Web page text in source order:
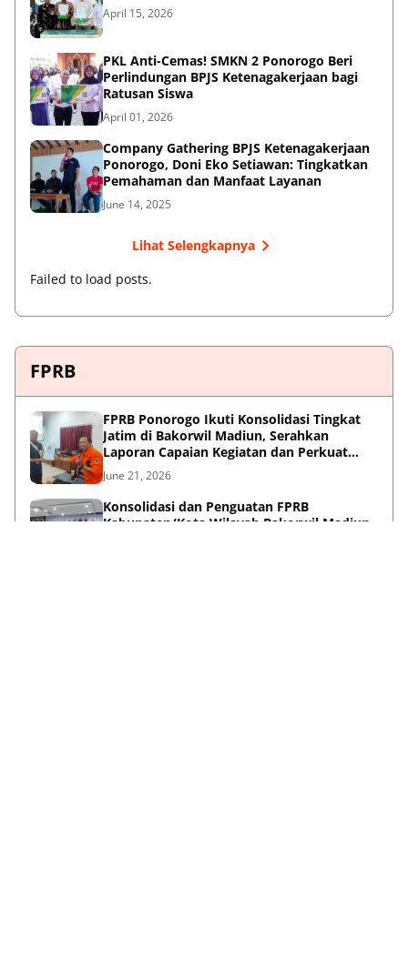
April 15, 2026
PKL Anti-Cemas! SMKN 2 Ponorogo Beri
Perlindungan BPJS Ketenagakerjaan bagi
Ratusan Siswa
April 01, 2026
Company Gathering BPJS Ketenagakerjaan
Ponorogo, Doni Eko Setiawan: Tingkatkan
Pemahaman dan Manfaat Layanan
June 14, 2025
Lihat Selengkapnya
Failed to load posts.
FPRB
FPRB Ponorogo Ikuti Konsolidasi Tingkat
Jatim di Bakorwil Madiun, Serahkan
Laporan Capaian Kegiatan dan Perkuat
Sinergi Pentahelix
June 21, 2026
Konsolidasi dan Penguatan FPRB
Kabupaten/Kota Wilayah Bakorwil Madiun